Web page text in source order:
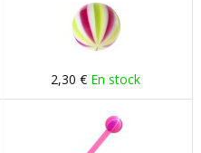
2,30 € En stock